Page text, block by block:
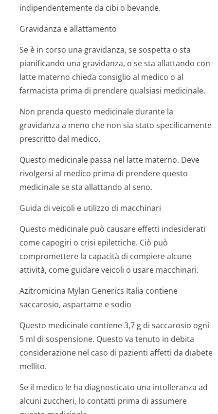
indipendentemente da cibi o bevande.
Gravidanza e allattamento
Se è in corso una gravidanza, se sospetta o sta
pianificando una gravidanza, o se sta allattando con
latte materno chieda consiglio al medico o al
farmacista prima di prendere qualsiasi medicinale.
Non prenda questo medicinale durante la
gravidanza a meno che non sia stato specificamente
prescritto dal medico.
Questo medicinale passa nel latte materno. Deve
rivolgersi al medico prima di prendere questo
medicinale se sta allattando al seno.
Guida di veicoli e utilizzo di macchinari
Questo medicinale può causare effetti indesiderati
come capogiri o crisi epilettiche. Ciò può
compromettere la capacità di compiere alcune
attività, come guidare veicoli o usare macchinari.
Azitromicina Mylan Generics Italia contiene
saccarosio, aspartame e sodio
Questo medicinale contiene 3,7 g di saccarosio ogni
5 ml di sospensione. Questo va tenuto in debita
considerazione nel caso di pazienti affetti da diabete
mellito.
Se il medico le ha diagnosticato una intolleranza ad
alcuni zuccheri, lo contatti prima di assumere